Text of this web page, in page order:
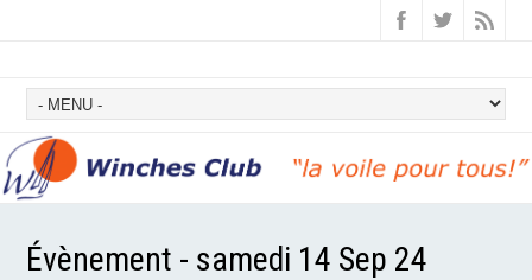
Évènement - samedi 14 Sep 24